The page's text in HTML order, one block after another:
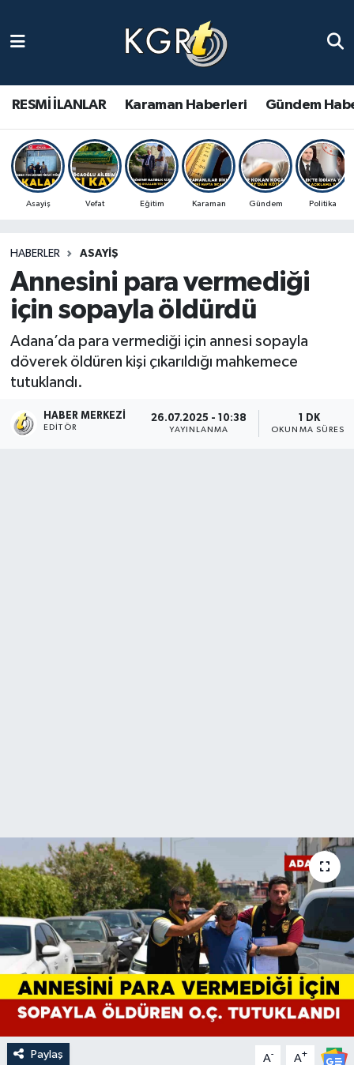
RESMİ İLANLAR Karaman Haberleri Gündem
Asayiş Vefat Eğitim Karaman Gündem Politika
HABERLER ASAYIŞ
Annesini para vermediği
için sopayla öldürdü
Adana’da para vermediği için annesi sopayla
döverek öldüren kişi çıkarıldığı mahkemece
tutuklandı.
HABER MERKEZI
EDITÖR
26.07.2025 - 10:38
YAYINLANMA
1 DK
OKUNMA SÜRESI
Paylaş A- A+
Gündem Haberleri
Güncel Haberler
Spor Haberleri
Ulusal Haberler
Vefat Edenler